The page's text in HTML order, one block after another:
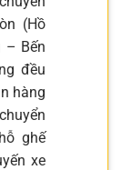
(Hồ
– Bến
đều
hàng
ghế
xe